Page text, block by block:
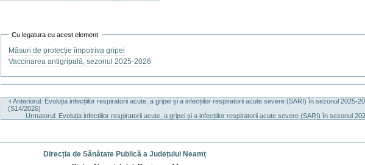
Cu legatura cu acest element
Măsuri de protecție împotriva gripei
Vaccinarea antigripală, sezonul 2025-2026
document
Anteriorul: Evoluția infecțiilor respiratorii acute, a gripei și a infecțiilor respiratorii acute severe (SARI) în sezonul 2025-
(S14/2026)
Urmatorul: Evoluția infecțiilor respiratorii acute, a gripei și a infecțiilor respiratorii acute severe (SARI) în sezonul
Direcția de Sănătate Publică a Județului Neamț